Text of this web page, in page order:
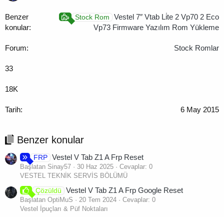
Stock Rom
Vestel 7″ Vtab Li̇te 2 Vp70 2 Eco
Vp73 Firmware Yazılım Rom Yükleme
Stock Romlar
33
18K
6 May 2015
Benzer konular
FRP Vestel V Tab Z1 A Frp Reset
Başlatan Sinay57 30 Haz 2025
Cevaplar: 0
VESTEL TEKNİK SERVİS BÖLÜMÜ
Çözüldü Vestel V Tab Z1 A Frp Google Reset
Başlatan OptiMuS 20 Tem 2024
Cevaplar: 0
Vestel İpuçları & Püf Noktaları